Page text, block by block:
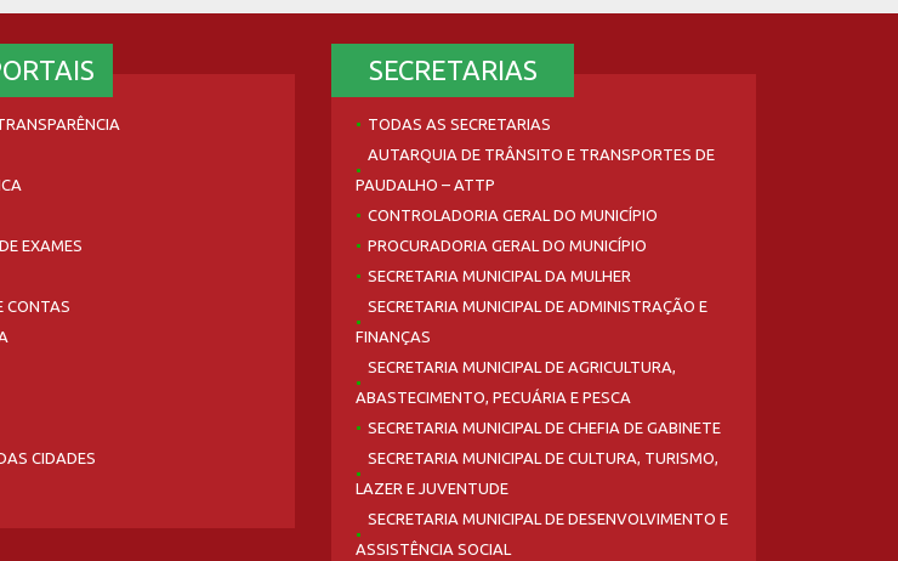
EXAMES
CONTAS
CIDADES
SECRETARIAS
TODAS AS SECRETARIAS
AUTARQUIA DE TRÂNSITO E TRANSPORTES DE
PAUDALHO – ATTP
CONTROLADORIA GERAL DO MUNICÍPIO
PROCURADORIA GERAL DO MUNICÍPIO
SECRETARIA MUNICIPAL DA MULHER
SECRETARIA MUNICIPAL DE ADMINISTRAÇÃO E
FINANÇAS
SECRETARIA MUNICIPAL DE AGRICULTURA,
ABASTECIMENTO, PECUÁRIA E PESCA
SECRETARIA MUNICIPAL DE CHEFIA DE GABINETE
SECRETARIA MUNICIPAL DE CULTURA, TURISMO,
LAZER E JUVENTUDE
SECRETARIA MUNICIPAL DE DESENVOLVIMENTO E
ASSISTÊNCIA SOCIAL